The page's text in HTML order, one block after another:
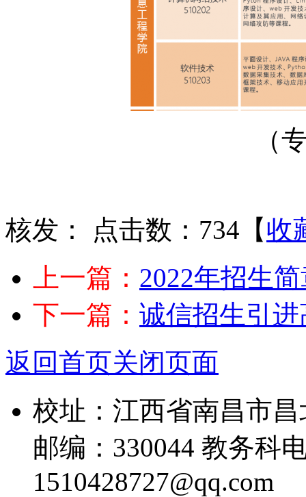
（
核发： 点击数：734 【收
上一篇： 2022年招生
下一篇： 诚信招生引
返回首页关闭页面
校址：江西省南昌市
邮编：330044 教务科
1510428727@qq.com